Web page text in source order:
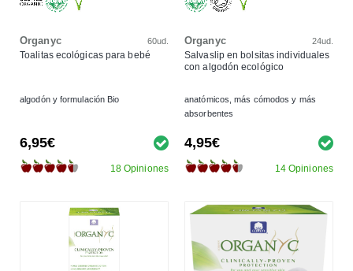
Organyc 60ud.
Toalitas ecológicas para bebé
algodón y formulación Bio
6,95€
18 Opiniones
Organyc 24ud.
Salvaslip en bolsitas individuales
con algodón ecológico
anatómicos, más cómodos y más
absorbentes
4,95€
14 Opiniones